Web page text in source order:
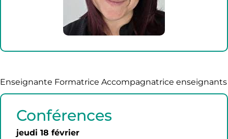
Enseignante Formatrice Accompagnatrice enseignants
Conférences
jeudi 18 février